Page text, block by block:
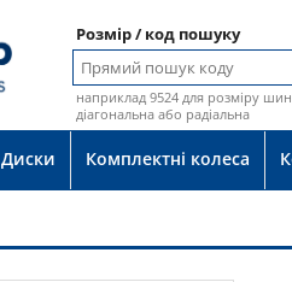
Розмір / код пошуку
наприклад 9524 для розміру
діагональна або радіальна
Диски Комплектні колеса